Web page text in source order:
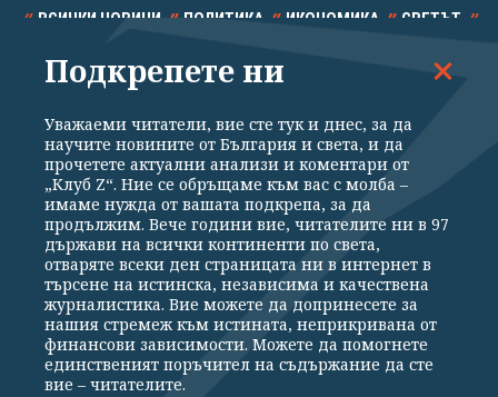
ВСИЧКИ НОВИНИ ПОЛИТИКА ИКОНОМИКА СВЕТЪТ
СПОРТ КУЛТУРА ТЕХНОЛОГИИ КАЛЕЙДОСКОП
Общи условия
Политика за поверителност
Реклама
Партньори Контакти
За Клуб Z
Екип
Подкрепете ни
Издател на www.clubz.bg е „Клуб Зебра Медия“ ЕООД, София, ул. "Алеко
Константинов" 3. Всички права запазени 2026 „Клуб Зебра Медия“
Подкрепете ни
Уважаеми читатели, вие сте тук и днес, за да
научите новините от България и света, и да
прочетете актуални анализи и коментари от
„Клуб Z“. Ние се обръщаме към вас с молба –
имаме нужда от вашата подкрепа, за да
продължим. Вече години вие, читателите ни в 97
държави на всички континенти по света,
отваряте всеки ден страницата ни в интернет в
търсене на истинска, независима и качествена
журналистика. Вие можете да допринесете за
нашия стремеж към истината, неприкривана от
финансови зависимости. Можете да помогнете
единственият поръчител на съдържание да сте
вие – читателите.